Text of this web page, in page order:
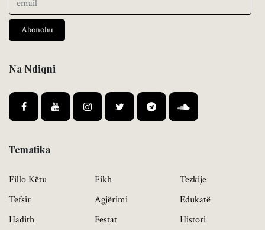
Abonohu
Na Ndiqni
Tematika
Fillo Këtu
Tefsir
Hadith
Fikh
Agjërimi
Festat
Tezkije
Edukatë
Histori